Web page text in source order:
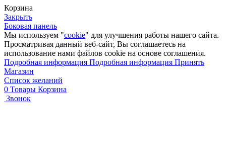
Корзина
Закрыть
Боковая панель
Мы используем "cookie" для улучшения работы нашего сайта.
Просматривая данный веб-сайт, Вы соглашаетесь на
использование нами файлов cookie на основе соглашения.
Подробная информация Подробная информация Принять
Магазин
Список желаний
0 Товары Корзина
Звонок